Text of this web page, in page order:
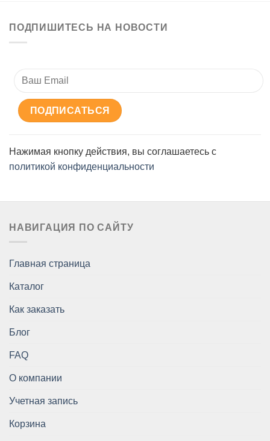
ПОДПИШИТЕСЬ НА НОВОСТИ
Нажимая кнопку действия, вы соглашаетесь с
политикой конфиденциальности
НАВИГАЦИЯ ПО САЙТУ
Главная страница
Каталог
Как заказать
Блог
FAQ
О компании
Учетная запись
Корзина